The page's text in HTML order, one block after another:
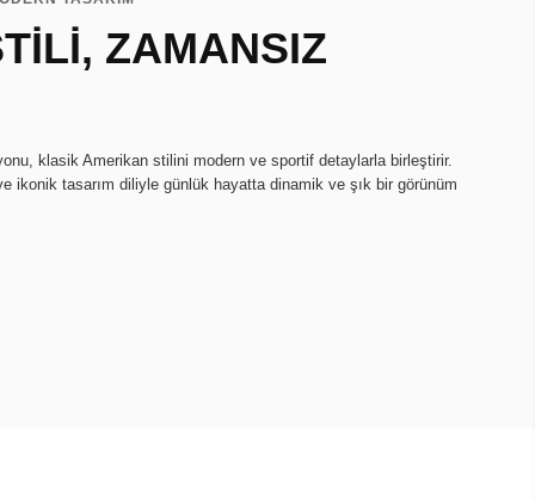
ZAMANSIZ
klasik Amerikan stilini modern ve sportif detaylarla birleştirir.
ikonik tasarım diliyle günlük hayatta dinamik ve şık bir görünüm